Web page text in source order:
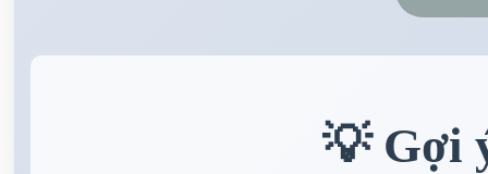
💡 Gợi